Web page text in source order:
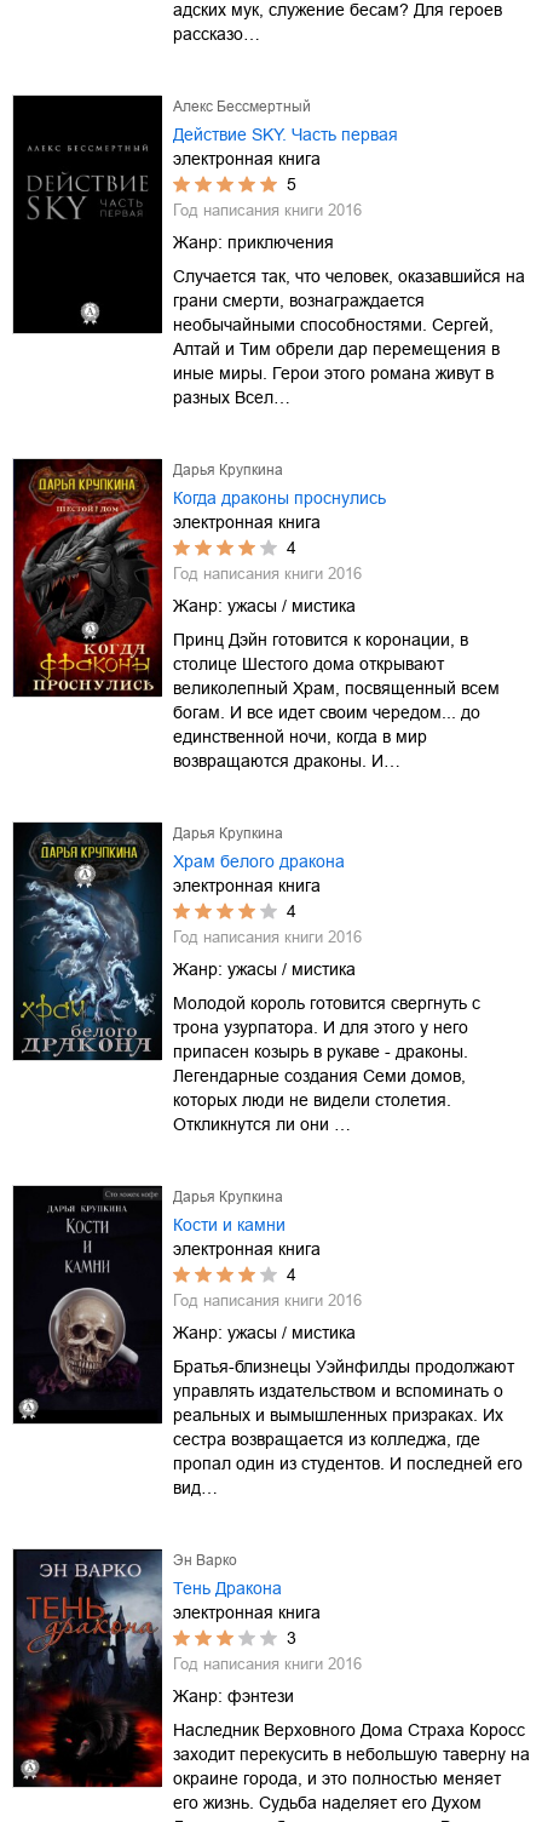
адских мук, служение бесам? Для героев
рассказо…
Алекс Бессмертный
Действие SKY. Часть первая
электронная книга
5
Год написания книги 2016
Жанр: приключения
Случается так, что человек, оказавшийся на
грани смерти, вознаграждается
необычайными способностями. Сергей,
Алтай и Тим обрели дар перемещения в
иные миры. Герои этого романа живут в
разных Всел…
Дарья Крупкина
Когда драконы проснулись
электронная книга
4
Год написания книги 2016
Жанр: ужасы / мистика
Принц Дэйн готовится к коронации, в
столице Шестого дома открывают
великолепный Храм, посвященный всем
богам. И все идет своим чередом... до
единственной ночи, когда в мир
возвращаются драконы. И…
Дарья Крупкина
Храм белого дракона
электронная книга
4
Год написания книги 2016
Жанр: ужасы / мистика
Молодой король готовится свергнуть с
трона узурпатора. И для этого у него
припасен козырь в рукаве - драконы.
Легендарные создания Семи домов,
которых люди не видели столетия.
Откликнутся ли они …
Дарья Крупкина
Кости и камни
электронная книга
4
Год написания книги 2016
Жанр: ужасы / мистика
Братья-близнецы Уэйнфилды продолжают
управлять издательством и вспоминать о
реальных и вымышленных призраках. Их
сестра возвращается из колледжа, где
пропал один из студентов. И последней его
вид…
Эн Варко
Тень Дракона
электронная книга
3
Год написания книги 2016
Жанр: фэнтези
Наследник Верховного Дома Страха Коросс
заходит перекусить в небольшую таверну на
окраине города, и это полностью меняет
его жизнь. Судьба наделяет его Духом